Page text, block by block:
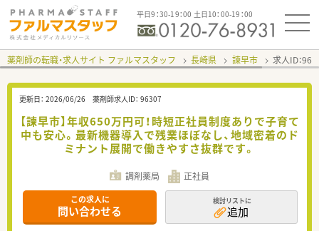
平日9：30-19：00 土日10：00-19：00
薬剤師の転職・求人サイト ファルマスタッフ 長崎県 諫早市 求人ID：
更新日： 2026/06/26 薬剤師求人ID： 96307
【諫早市】年収650万円可！時短正社員制度ありで子育て
中も安心。最新機器導入で残業ほぼなし、地域密着のド
ミナント展開で働きやすさ抜群です。
調剤薬局 正社員
この求人に
問い合わせる
検討リストに
追加